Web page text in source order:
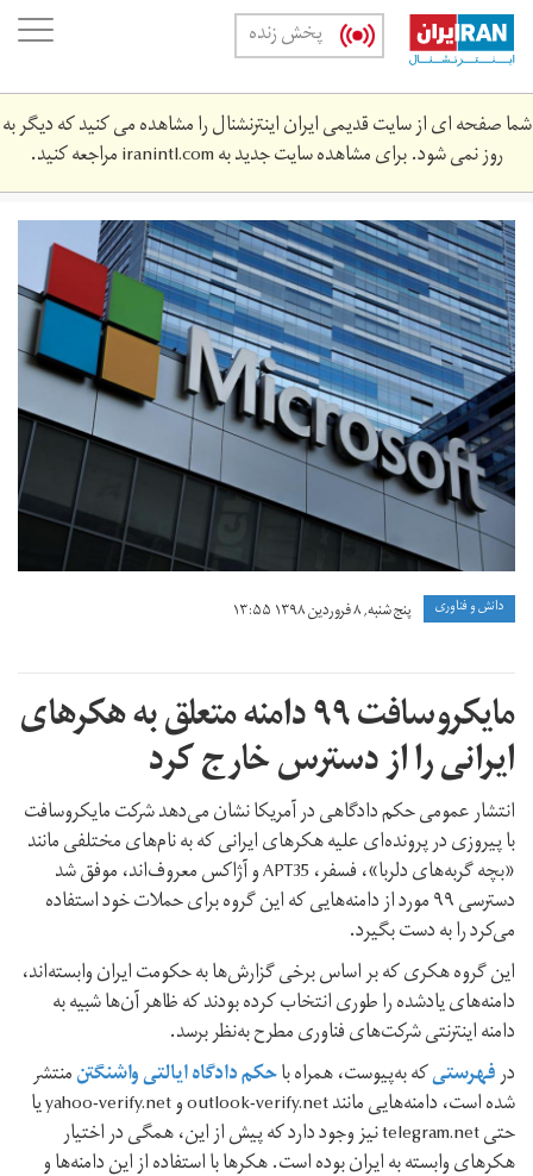
Skip
main
content
پخش زنده
شما صفحه ای از سایت قدیمی ایران اینترنشنال را مشاهده می کنید که دیگر به
روز نمی شود. برای مشاهده سایت جدید بهiranintl.comمراجعه کنید.
مایکروسافت
دانش و فناوری پنج شنبه, ۸ فروردین ۱۳۹۸ ۱۳:۵۵
مایکروسافت ۹۹ دامنه متعلق به هکرهای
ایرانی را از دسترس خارج کرد
انتشار عمومی حکم دادگاهی در آمریکا نشان می‌دهد شرکت مایکروسافت
با پیروزی در پرونده‌ای علیه هکرهای ایرانی که به نام‌های مختلفی مانند
«بچه گربه‌های دلربا»، فسفر، APT35 و آژاکس معروف‌اند، موفق شد
دسترسی ۹۹ مورد از دامنه‌هایی که این گروه برای حملات خود استفاده
می‌کرد را به دست بگیرد.
این گروه هکری که بر اساس برخی گزارش‌ها به حکومت ایران وابسته‌اند،
دامنه‌های یادشده را طوری انتخاب کرده بودند که ظاهر آن‌ها شبیه به
دامنه اینترنتی شرکت‌های فناوری مطرح به‌نظر برسد.
درفهرستیکه به‌پیوست، همراه باحکم دادگاه ایالتی واشنگتنمنتشر
شده است، دامنه‌هایی مانند outlook-verify.net و yahoo-verify.net یا
حتی telegram.net نیز وجود دارد که پیش از این، همگی در اختیار
هکرهای وابسته به ایران بوده است. هکرها با استفاده از این دامنه‌ها و